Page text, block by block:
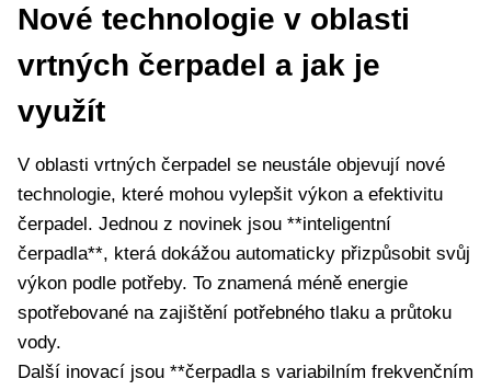
Nové technologie v oblasti
vrtných čerpadel a jak je
využít
V oblasti vrtných čerpadel se neustále objevují nové
technologie, které mohou vylepšit výkon a efektivitu
čerpadel. Jednou z novinek jsou **inteligentní
čerpadla**, která dokážou automaticky přizpůsobit svůj
výkon podle potřeby. To znamená méně energie
spotřebované na zajištění potřebného tlaku a průtoku
vody.
Další inovací jsou **čerpadla s variabilním frekvenčním